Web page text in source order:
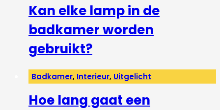
Kan elke lamp in de
badkamer worden
gebruikt?
Badkamer, Interieur, Uitgelicht
Hoe lang gaat een